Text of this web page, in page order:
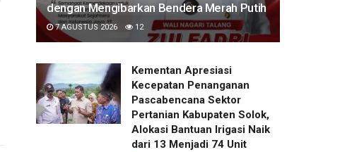
dengan Mengibarkan Bendera Merah Putih
7 AGUSTUS 2026 12
Kementan Apresiasi
Kecepatan Penanganan
Pascabencana Sektor
Pertanian Kabupaten Solok,
Alokasi Bantuan Irigasi Naik
dari 13 Menjadi 74 Unit